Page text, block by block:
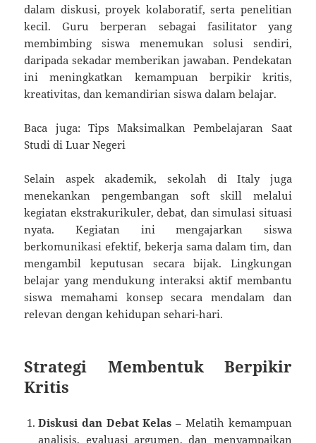
dalam diskusi, proyek kolaboratif, serta penelitian
kecil. Guru berperan sebagai fasilitator yang
membimbing siswa menemukan solusi sendiri,
daripada sekadar memberikan jawaban. Pendekatan
ini meningkatkan kemampuan berpikir kritis,
kreativitas, dan kemandirian siswa dalam belajar.
Baca juga: Tips Maksimalkan Pembelajaran Saat
Studi di Luar Negeri
Selain aspek akademik, sekolah di Italy juga
menekankan pengembangan soft skill melalui
kegiatan ekstrakurikuler, debat, dan simulasi situasi
nyata. Kegiatan ini mengajarkan siswa
berkomunikasi efektif, bekerja sama dalam tim, dan
mengambil keputusan secara bijak. Lingkungan
belajar yang mendukung interaksi aktif membantu
siswa memahami konsep secara mendalam dan
relevan dengan kehidupan sehari-hari.
Strategi Membentuk Berpikir
Kritis
Diskusi dan Debat Kelas – Melatih kemampuan
analisis, evaluasi argumen, dan menyampaikan